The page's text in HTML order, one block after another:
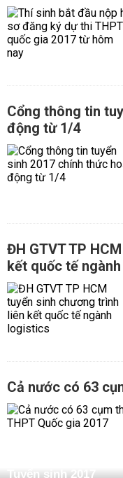
Cổng thông tin
động từ 1/4
ĐH GTVT TP
kết quốc tế
Cả nước có 63
Tuyển sinh 2017